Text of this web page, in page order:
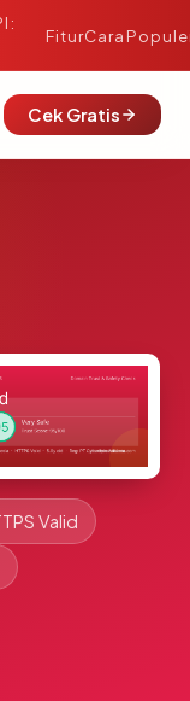
FiturCara
Cek Gratis
Valid